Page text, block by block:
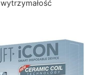
wytrzymałość